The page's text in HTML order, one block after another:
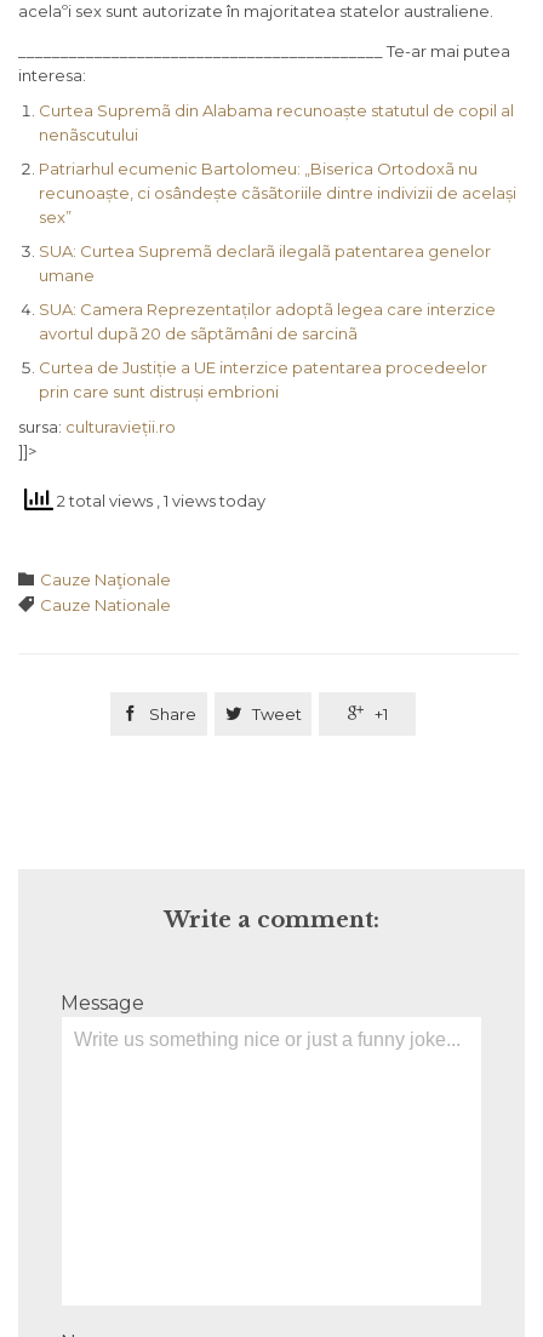
acelaºi sex sunt autorizate în majoritatea statelor australiene.
___________________________________________ Te-ar mai putea
interesa:
Curtea Supremã din Alabama recunoaște statutul de copil al
nenãscutului
Patriarhul ecumenic Bartolomeu: „Biserica Ortodoxã nu
recunoaște, ci osândește cãsãtoriile dintre indivizii de același
sex”
SUA: Curtea Supremã declarã ilegalã patentarea genelor
umane
SUA: Camera Reprezentaților adoptã legea care interzice
avortul dupã 20 de sãptãmâni de sarcinã
Curtea de Justiție a UE interzice patentarea procedeelor
prin care sunt distruși embrioni
sursa: culturavieții.ro
]]>
2 total views , 1 views today
 Category
Cauze Naţionale
 Tags
Cauze Nationale
 Share  Tweet  +1
Write a comment:
Message